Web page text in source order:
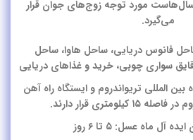
مورد توجه زوج‌های جوان قرار
می‌گیرد.
فانوس دریایی، ساحل هاوا، ساحل
سواری چوبی، خرید و غذاهای دریایی
المللی تریواندروم و ایستگاه راه آهن
کیلومتری قرار دارند.
آل ماه عسل: ۵ تا ۶ روز